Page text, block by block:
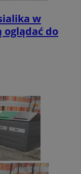
w
oglądać do